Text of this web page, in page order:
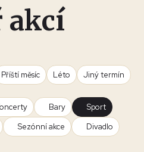
akcí
Příští měsíc Léto Jiný termín
Bary
Sport
Sezónní akce
Divadlo